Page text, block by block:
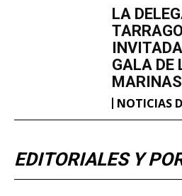
LA
GALA DE
NOTICIAS
EDITORIALES Y